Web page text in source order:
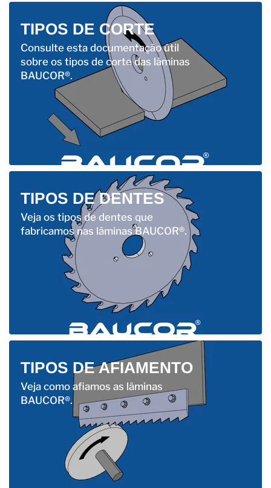
TIPOS DE CORTE
Consulte esta documentação útil
sobre os tipos de corte das lâminas
BAUCOR®.
TIPOS DE DENTES
Veja os tipos de dentes que
fabricamos nas lâminas BAUCOR®.
TIPOS DE AFIAMENTO
Veja como afiamos as lâminas
BAUCOR®.